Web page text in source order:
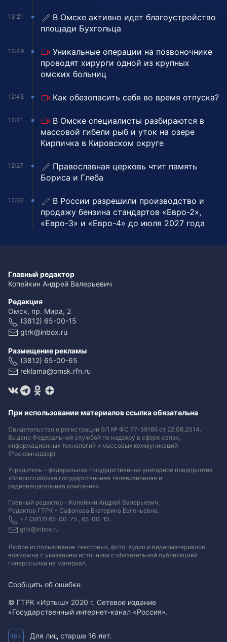
13:21
В Омске активно идет благоустройство
площади Бухгольца
12:49
Уникальные операции на позвоночнике
проводят хирурги одной из крупных
омских больниц
12:45 Как обезопасить себя во время отпуска?
12:41
В Омске специалисты разбираются в
массовой гибели рыб и уток на озере
Кирпичка в Кировском округе
12:27
Православная церковь чтит память
Бориса и Глеба
12:02
В России разрешили производство и
продажу бензина стандартов «Евро-2»,
«Евро-3» и «Евро-4» до июля 2027 года
Главный редактор
Копейкин Андрей Валерьевич
Редакция
Омск, пр. Мира, 2
(3812) 65-00-15
gtrk@inbox.ru
Размещение рекламы
(3812) 65-00-65
reklama@omsk.rfn.ru
При использовании материалов ссылка обязательна
Свидетельство о регистрации ЭЛ № ФС 77-59166 от 22.08.2014.
Выдано Федеральной службой по надзору в сфере связи,
информационных технологий и массовых коммуникаций
(Роскомнадзор).
Учредитель - федеральное государственное унитарное предприятие
«Всероссийская государственная телевизионная и
радиовещательная компания».
Главный редактор - Копейкин Андрей Валерьевич.
Редактор ГТРК - Сафонова Екатерина Евгеньевна.
+7 (3812) 65-00-75 , 65-00-15.
gtrk@inbox.ru
Любое использование текстовых, фото, аудио и видеоматериалов
возможна с указанием источника с обязательной публикацией
гиперссылки на материал.
Сообщить об ошибке
© ГТРК «Иртыш» 2020 г. Сетевое издание
«Государственный интернет-канал «Россия».
16+ Для лиц старше 16 лет.